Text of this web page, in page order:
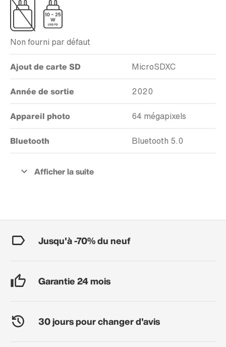
Non fourni par défaut
Ajout de carte SD MicroSDXC
Année de sortie 2020
Appareil photo 64 mégapixels
Bluetooth Bluetooth 5.0
Jusqu'à -70% du neuf
Garantie 24 mois
30 jours pour changer d'avis